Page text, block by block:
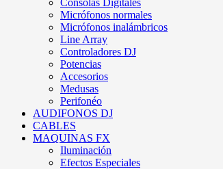
Consolas Digitales
Micrófonos normales
Micrófonos inalámbricos
Line Array
Controladores DJ
Potencias
Accesorios
Medusas
Perifonéo
AUDIFONOS DJ
CABLES
MAQUINAS FX
Iluminación
Efectos Especiales